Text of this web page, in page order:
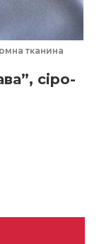
тканина
сіро-